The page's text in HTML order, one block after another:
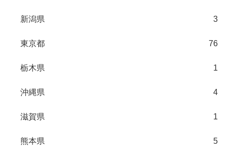
新潟県 3
東京都 76
栃木県 1
沖縄県 4
滋賀県 1
熊本県 5